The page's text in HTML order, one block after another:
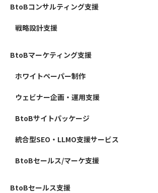
BtoBコンサルティング支援
戦略設計支援
BtoBマーケティング支援
ホワイトペーパー制作
ウェビナー企画・運用支援
BtoBサイトパッケージ
統合型SEO・LLMO支援サービス
BtoBセールス/マーケ支援
BtoBセールス支援